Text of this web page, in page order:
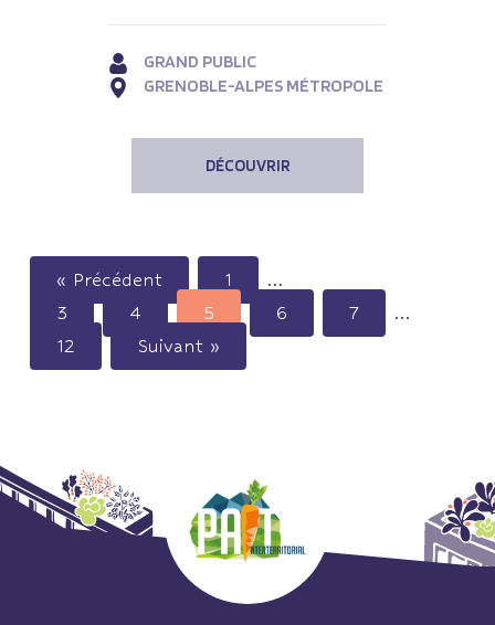
GRAND PUBLIC
GRENOBLE-ALPES MÉTROPOLE
DÉCOUVRIR
« Précédent 1
…
3
4 5 6 7
…
12
Suivant »